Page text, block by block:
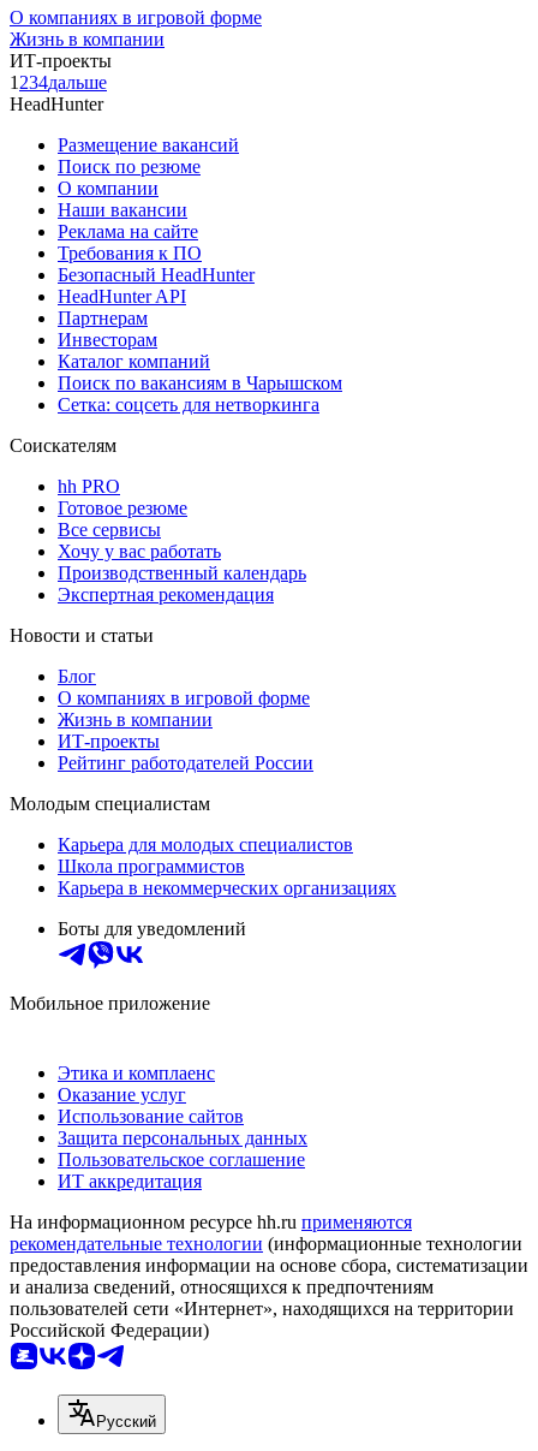
О компаниях в игровой форме
Жизнь в компании
ИТ-проекты
1 234дальше
HeadHunter
Размещение вакансий
Поиск по резюме
О компании
Наши вакансии
Реклама на сайте
Требования к ПО
Безопасный HeadHunter
HeadHunter API
Партнерам
Инвесторам
Каталог компаний
Поиск по вакансиям в Чарышском
Сетка: соцсеть для нетворкинга
Соискателям
hh PRO
Готовое резюме
Все сервисы
Хочу у вас работать
Производственный календарь
Экспертная рекомендация
Новости и статьи
Блог
О компаниях в игровой форме
Жизнь в компании
ИТ-проекты
Рейтинг работодателей России
Молодым специалистам
Карьера для молодых специалистов
Школа программистов
Карьера в некоммерческих организациях
Боты для уведомлений
Мобильное приложение
Этика и комплаенс
Оказание услуг
Использование сайтов
Защита персональных данных
Пользовательское соглашение
ИТ аккредитация
На информационном ресурсе hh.ru применяются
рекомендательные технологии (информационные технологии
предоставления информации на основе сбора, систематизации
и анализа сведений, относящихся к предпочтениям
пользователей сети «Интернет», находящихся на территории
Российской Федерации)
Русский